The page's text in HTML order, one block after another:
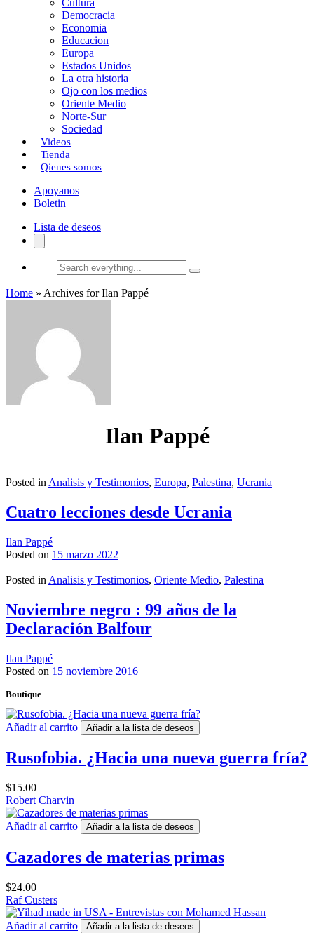
Cultura
Democracia
Economia
Educacion
Europa
Estados Unidos
La otra historia
Ojo con los medios
Oriente Medio
Norte-Sur
Sociedad
Videos
Tienda
Qienes somos
Apoyanos
Boletin
Lista de deseos
Search
everything...
Home » Archives for Ilan Pappé
Ilan Pappé
Posted in Analisis y Testimonios, Europa, Palestina, Ucrania
Cuatro lecciones desde Ucrania
Ilan Pappé
Posted on 15 marzo 2022
Posted in Analisis y Testimonios, Oriente Medio, Palestina
Noviembre negro : 99 años de la
Declaración Balfour
Ilan Pappé
Posted on 15 noviembre 2016
Boutique
Añadir al carrito Añadir a la lista de deseos
Rusofobia. ¿Hacia una nueva guerra fría?
$15.00
Robert Charvin
Añadir al carrito Añadir a la lista de deseos
Cazadores de materias primas
$24.00
Raf Custers
Añadir al carrito Añadir a la lista de deseos